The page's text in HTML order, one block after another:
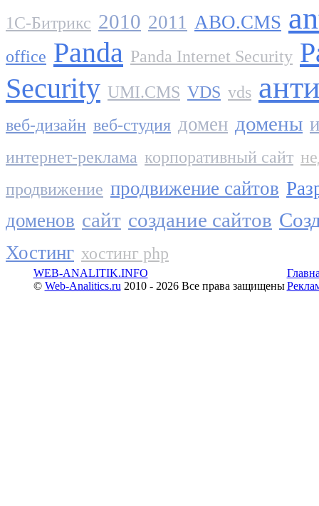
1C-Битрикс 2010 2011 ABO.CMS
office Panda Panda Internet Security
Security UMI.CMS VDS vds
веб-дизайн веб-студия домен домены
интернет-реклама корпоративный сайт
продвижение продвижение сайтов
доменов сайт создание сайтов
Хостинг хостинг php
WEB-ANALITIK.INFO
© Web-Analitics.ru2010 - 2026 Все права защищены